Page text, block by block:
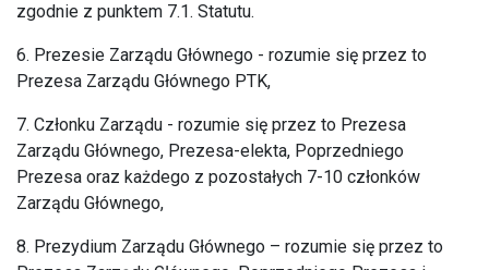
zgodnie z punktem 7.1. Statutu.
6. Prezesie Zarządu Głównego - rozumie się przez to
Prezesa Zarządu Głównego PTK,
7. Członku Zarządu - rozumie się przez to Prezesa
Zarządu Głównego, Prezesa-elekta, Poprzedniego
Prezesa oraz każdego z pozostałych 7-10 członków
Zarządu Głównego,
8. Prezydium Zarządu Głównego – rozumie się przez to